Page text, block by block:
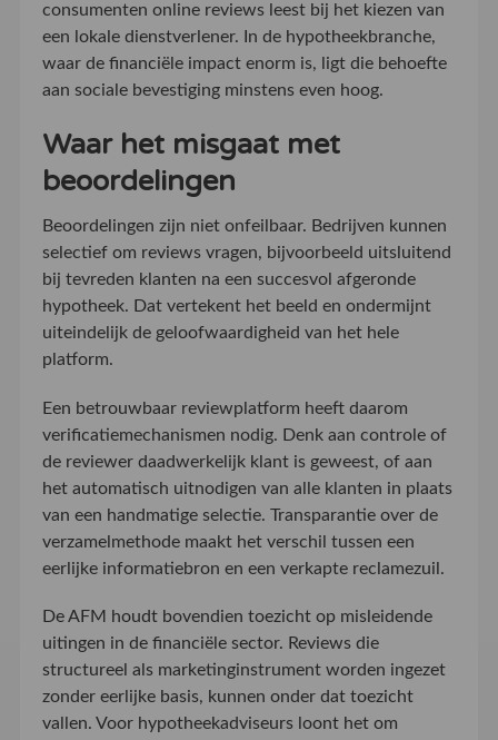
consumenten online reviews leest bij het kiezen van
een lokale dienstverlener. In de hypotheekbranche,
waar de financiële impact enorm is, ligt die behoefte
aan sociale bevestiging minstens even hoog.
Waar het misgaat met
beoordelingen
Beoordelingen zijn niet onfeilbaar. Bedrijven kunnen
selectief om reviews vragen, bijvoorbeeld uitsluitend
bij tevreden klanten na een succesvol afgeronde
hypotheek. Dat vertekent het beeld en ondermijnt
uiteindelijk de geloofwaardigheid van het hele
platform.
Een betrouwbaar reviewplatform heeft daarom
verificatiemechanismen nodig. Denk aan controle of
de reviewer daadwerkelijk klant is geweest, of aan
het automatisch uitnodigen van alle klanten in plaats
van een handmatige selectie. Transparantie over de
verzamelmethode maakt het verschil tussen een
eerlijke informatiebron en een verkapte reclamezuil.
De AFM houdt bovendien toezicht op misleidende
uitingen in de financiële sector. Reviews die
structureel als marketinginstrument worden ingezet
zonder eerlijke basis, kunnen onder dat toezicht
vallen. Voor hypotheekadviseurs loont het om